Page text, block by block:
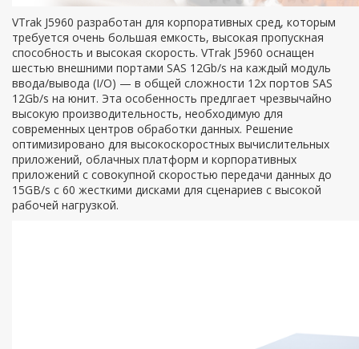
VTrak J5960 разработан для корпоративных сред, которым
требуется очень большая емкость, высокая пропускная
способность и высокая скорость. VTrak J5960 оснащен
шестью внешними портами SAS 12Gb/s на каждый модуль
ввода/вывода (I/O) — в общей сложности 12х портов SAS
12Gb/s на юнит. Эта особенность предлгает чрезвычайно
высокую производительность, необходимую для
современных центров обработки данных. Решение
оптимизировано для высокоскоростных вычислительных
приложений, облачных платформ и корпоративных
приложений с совокупной скоростью передачи данных до
15GB/s с 60 жесткими дисками для сценариев с высокой
рабочей нагрузкой.